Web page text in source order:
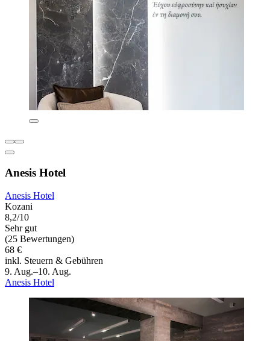
Anesis Hotel
Anesis Hotel
Kozani
8,2/10
Sehr gut
(25 Bewertungen)
68 €
inkl. Steuern & Gebühren
9. Aug.–10. Aug.
Anesis Hotel